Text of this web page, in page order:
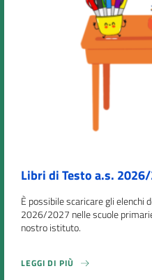
Libri di Testo a.s.
È possibile scaricare gli elenchi
2026/2027 nelle scuole
nostro istituto.
LEGGI DI PIÙ